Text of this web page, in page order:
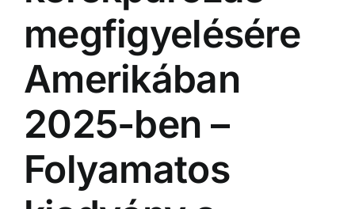
megfigyelésére
Amerikában
2025-ben –
Folyamatos